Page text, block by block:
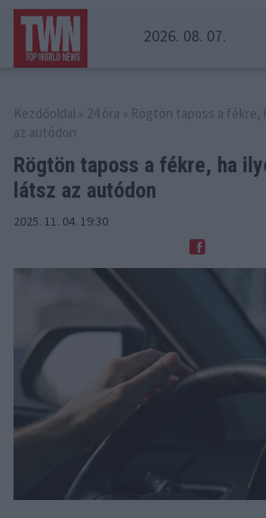
2026. 08. 07.
Kezdőoldal » 24 óra » Rögtön taposs a fékre,
az autódon
Rögtön taposs a fékre, ha
látsz az autódon
2025. 11. 04. 19:30